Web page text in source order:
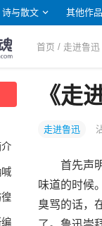
诗与散文 其他作品
首页 / 走进鲁迅
喊
《走
走进鲁迅
首先声明
味道的时候
臭骂的话，